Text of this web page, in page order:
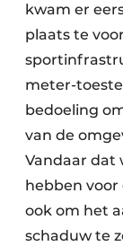
kwam er
plaats te
meter-
bedoeling
van de
Vandaar dat
hebben
ook om het
schaduw te